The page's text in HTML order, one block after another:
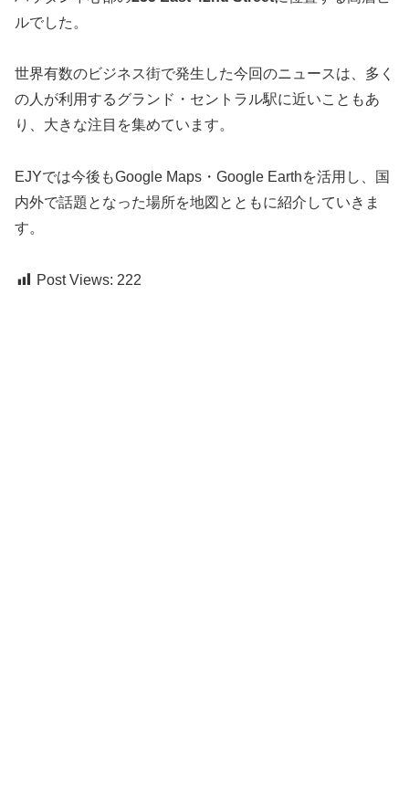
ルでした。
世界有数のビジネス街で発生した今回のニュースは、多く
の人が利用するグランド・セントラル駅に近いこともあ
り、大きな注目を集めています。
EJYでは今後もGoogle Maps・Google Earthを活用し、国
内外で話題となった場所を地図とともに紹介していきま
す。
Post Views: 222